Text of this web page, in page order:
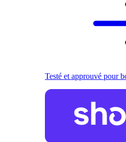
Testé et approuvé pour